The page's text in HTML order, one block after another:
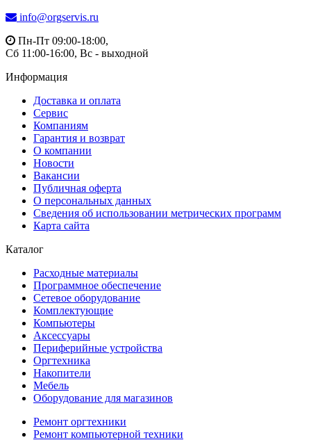
info@orgservis.ru
Пн-Пт 09:00-18:00,
Сб 11:00-16:00, Вс - выходной
Информация
Доставка и оплата
Сервис
Компаниям
Гарантия и возврат
О компании
Новости
Вакансии
Публичная оферта
О персональных данных
Сведения об использовании метрических программ
Карта сайта
Каталог
Расходные материалы
Программное обеспечение
Сетевое оборудование
Комплектующие
Компьютеры
Аксессуары
Периферийные устройства
Оргтехника
Накопители
Мебель
Оборудование для магазинов
Ремонт оргтехники
Ремонт компьютерной техники